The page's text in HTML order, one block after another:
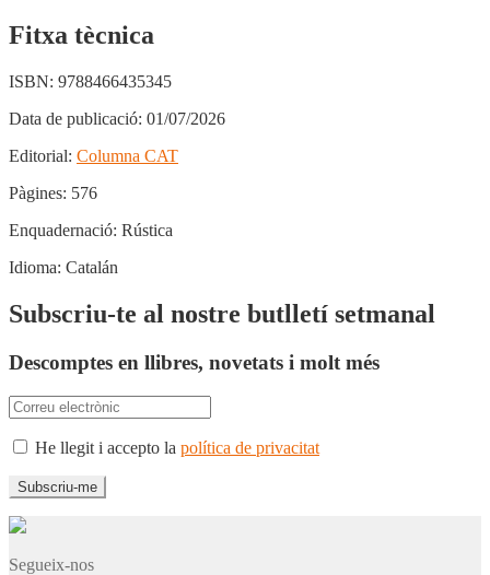
Fitxa tècnica
ISBN: 9788466435345
Data de publicació: 01/07/2026
Editorial: Columna CAT
Pàgines: 576
Enquadernació: Rústica
Idioma: Catalán
Subscriu-te al nostre butlletí setmanal
Descomptes en llibres, novetats i molt més
He llegit i accepto la política de privacitat
Segueix-nos